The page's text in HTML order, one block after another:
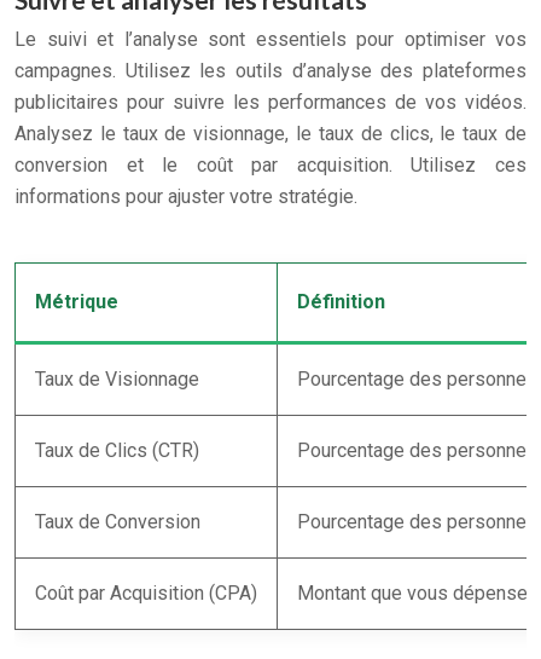
Le suivi et l’analyse sont essentiels pour optimiser vos
campagnes. Utilisez les outils d’analyse des plateformes
publicitaires pour suivre les performances de vos vidéos.
Analysez le taux de visionnage, le taux de clics, le taux de
conversion et le coût par acquisition. Utilisez ces
informations pour ajuster votre stratégie.
Métrique Définition
Taux de Visionnage Pourcentage des
Taux de Clics (CTR) Pourcentage des personnes
Taux de Conversion Pourcentage des
Coût par Acquisition (CPA) Montant que vous